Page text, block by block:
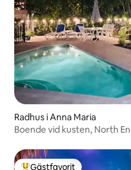
Radhus i Anna Maria
Boende vid kusten, North
Gästfavorit